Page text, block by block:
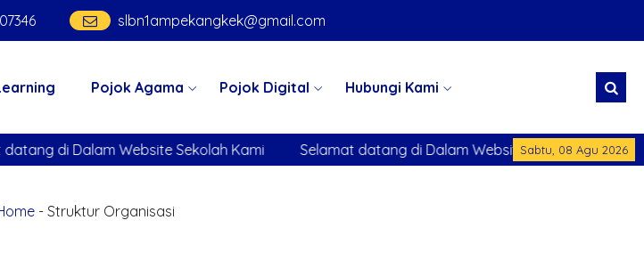
slbn1ampekangkek@gmail.com
Pojok Agama Pojok Digital Hubungi Kami
Sabtu, 08 Agu 2026
di Dalam Website Sekolah Kami Selamat datang di Dalam Website Sekolah Kami
- Struktur Organisasi